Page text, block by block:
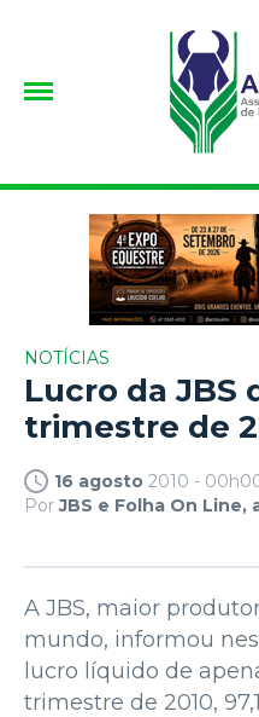
NOTÍCIAS
Lucro da JBS
trimestre de
16 agosto 2010 -
PorJBS e Folha On
A JBS, maior
mundo, informou
lucro líquido de
trimestre de 2010,